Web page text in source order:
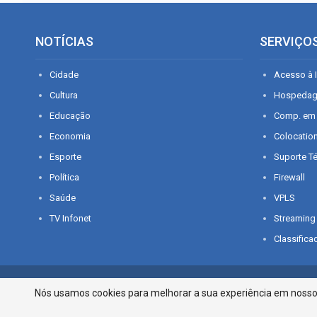
NOTÍCIAS
Cidade
Cultura
Educação
Economia
Esporte
Política
Saúde
TV Infonet
Acesso à
Comp.
Suporte
Firewall
VPLS
Streaming
© 2026 - O que é notícia em Sergipe. Todos os direitos reservados.
Nós usamos cookies para melhorar a sua experiência em